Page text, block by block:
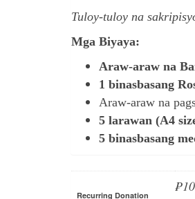
Tuloy-tuloy na
Mga Biyaya:
Araw-araw na
1 binasbasang
Araw-araw na
5 larawan (A4
5 binasbasang
Recurring Donation